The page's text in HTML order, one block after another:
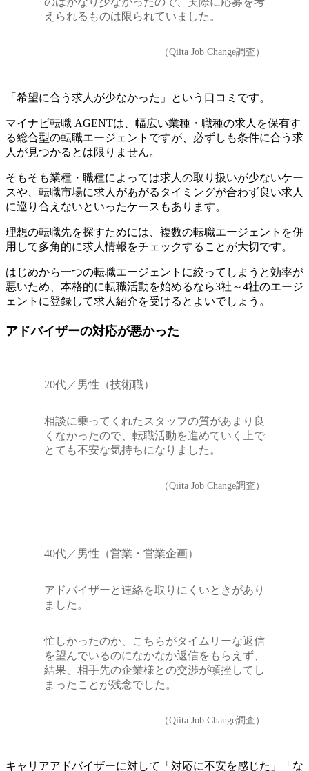
えられるものは限られていました。
（Qiita Job Change調査）
「希望に合う求人が少なかった」という口コミです。
マイナビ転職 AGENTは、幅広い業種・職種の求人を保有す
る総合型の転職エージェントですが、必ずしも条件に合う求
人が見つかるとは限りません。
そもそも業種・職種によっては求人の取り扱いが少ないケー
スや、転職市場に求人があがるタイミングが合わず良い求人
に巡り合えないといったケースもあります。
理想の転職先を探すためには、複数の転職エージェントを併
用して多角的に求人情報をチェックすることが大切です。
はじめから一つの転職エージェントに絞ってしまうと効率が
悪いため、本格的に転職活動を始めるなら3社～4社のエージ
ェントに登録して求人紹介を受けるとよいでしょう。
アドバイザーの対応が悪かった
20代／男性（技術職）
相談に乗ってくれたスタッフの質があまり良
くなかったので、転職活動を進めていく上で
とても不安な気持ちになりました。
（Qiita Job Change調査）
40代／男性（営業・営業企画）
アドバイザーと連絡を取りにくいときがあり
ました。
忙しかったのか、こちらがタイムリーな返信
を望んでいるのになかなか返信をもらえず、
結果、相手先の企業様との交渉が頓挫してし
まったことが残念でした。
（Qiita Job Change調査）
キャリアアドバイザーに対して「対応に不安を感じた」「な